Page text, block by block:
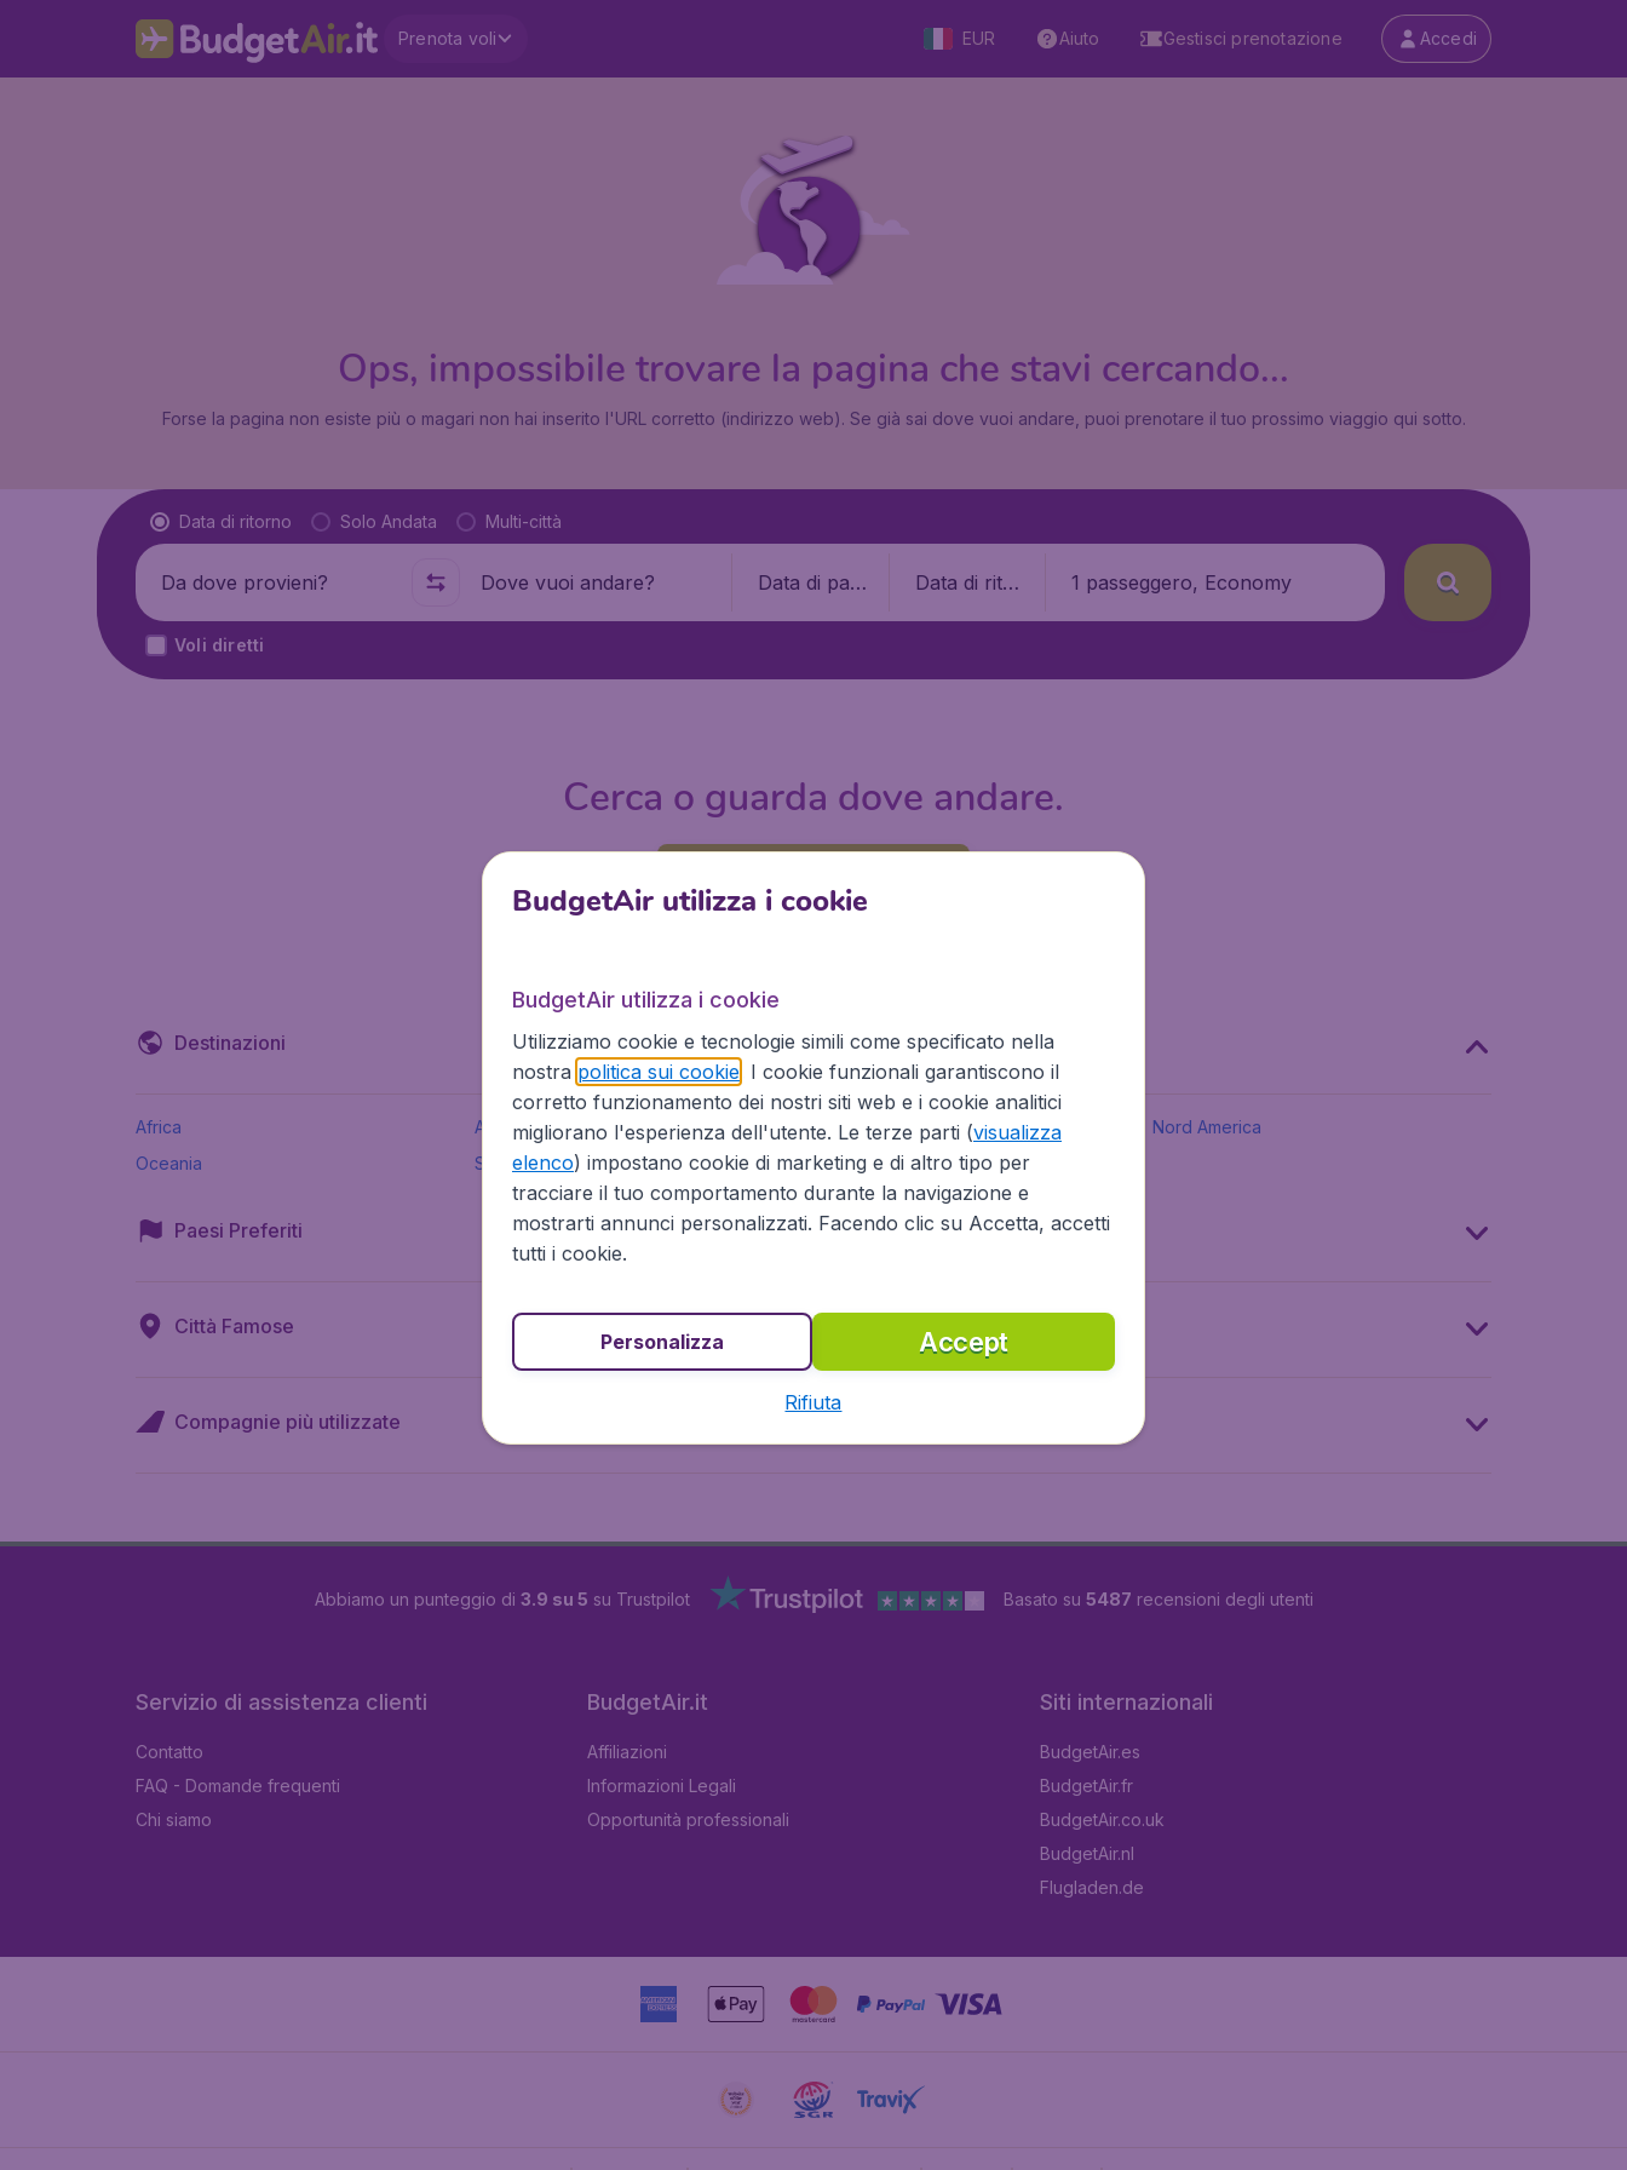
Prenota voli EUR Aiuto Gestisci prenotazione Accedi
Ops, impossibile trovare la pagina che stavi cercando...
Forse la pagina non esiste più o magari non hai inserito l'URL corretto (indirizzo web). Se già sai dove vuoi andare, puoi prenotare il tuo prossimo viaggio qui sotto.
Tipo di volo
Data di ritorno Solo Andata Multi-città
Partenza da Dove
Data di part
Data di ritor
1 passeggero, Economy
Voli diretti
Cerca o guarda dove andare.
Destinazioni
Africa Asia Europa
Nord America
Oceania
Sud America Tutte le destinazioni
Paesi Preferiti
Città Famose
Compagnie più utilizzate
Abbiamo un punteggio di 3.9 su 5 su Trustpilot Basato su 5487 recensioni degli utenti
Servizio di assistenza clienti
Contatto
FAQ - Domande frequenti
Chi siamo
BudgetAir.it
Affiliazioni
Informazioni Legali
Opportunità professionali
Siti internazionali
BudgetAir.es
BudgetAir.fr
BudgetAir.co.uk
BudgetAir.nl
Flugladen.de
BudgetAir utilizza i cookie
BudgetAir utilizza i cookie
Utilizziamo cookie e tecnologie simili come specificato nella
nostra politica sui cookie. I cookie funzionali garantiscono il
corretto funzionamento dei nostri siti web e i cookie analitici
migliorano l'esperienza dell'utente. Le terze parti (visualizza
elenco) impostano cookie di marketing e di altro tipo per
tracciare il tuo comportamento durante la navigazione e
mostrarti annunci personalizzati. Facendo clic su Accetta, accetti
tutti i cookie.
Accept
Personalizza
Rifiuta